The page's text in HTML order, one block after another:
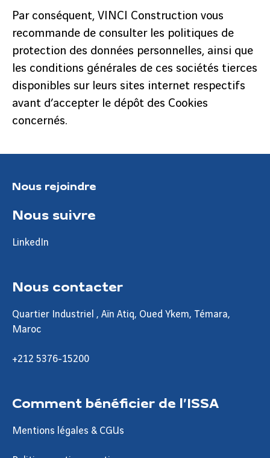
Par conséquent, VINCI Construction vous
recommande de consulter les politiques de
protection des données personnelles, ainsi que
les conditions générales de ces sociétés tierces
disponibles sur leurs sites internet respectifs
avant d’accepter le dépôt des Cookies
concernés.
Nous rejoindre
Nous suivre
LinkedIn
Nous contacter
Quartier Industriel , Aïn Atiq, Oued Ykem, Témara,
Maroc
+212 5376-15200
Comment bénéficier de l’ISSA
Mentions légales & CGUs